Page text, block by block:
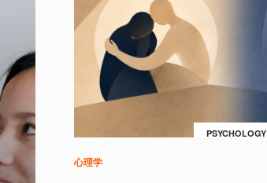
PSYCHOLOGY
心理学